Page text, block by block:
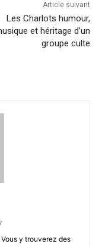
Article suivant
Les Charlots humour,
et héritage d’un
groupe culte
y trouverez des